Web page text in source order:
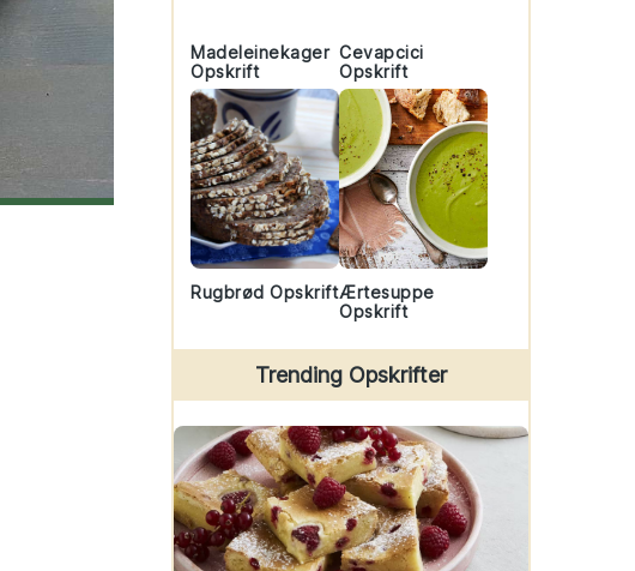
Madeleinekager
Opskrift
Cevapcici
Opskrift
Rugbrød OpskriftÆrtesuppe
Opskrift
Trending Opskrifter